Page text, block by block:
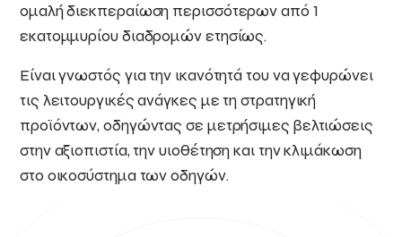
ομαλή διεκπεραίωση περισσότερων από 1
εκατομμυρίου διαδρομών ετησίως.
Είναι γνωστός για την ικανότητά του να γεφυρώνει
τις λειτουργικές ανάγκες με τη στρατηγική
προϊόντων, οδηγώντας σε μετρήσιμες βελτιώσεις
στην αξιοπιστία, την υιοθέτηση και την κλιμάκωση
στο οικοσύστημα των οδηγών.